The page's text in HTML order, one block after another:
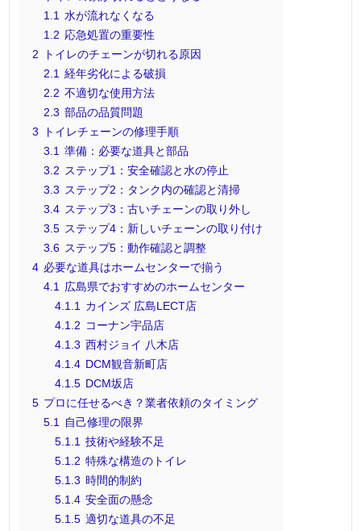
1.1
水が流れなくなる
1.2 応急処置の重要性
2
トイレのチェーンが切れる原因
2.1
経年劣化による破損
2.2 不適切な使用方法
2.3 部品の品質問題
3
トイレチェーンの修理手順
3.1
準備：必要な道具と部品
3.2 ステップ1：安全確認と水の停止
3.3 ステップ2：タンク内の確認と清掃
3.4 ステップ3：古いチェーンの取り外し
3.5 ステップ4：新しいチェーンの取り付け
3.6 ステップ5：動作確認と調整
4 必要な道具はホームセンターで揃う
4.1
広島県でおすすめのホームセンター
4.1.1
カインズ 広島LECT店
4.1.2 コーナン宇品店
4.1.3 西村ジョイ 八木店
4.1.4 DCM観音新町店
4.1.5 DCM坂店
5 プロに任せるべき？業者依頼のタイミング
5.1
自己修理の限界
5.1.1
技術や経験不足
5.1.2 特殊な構造のトイレ
5.1.3 時間的制約
5.1.4 安全面の懸念
5.1.5 適切な道具の不足